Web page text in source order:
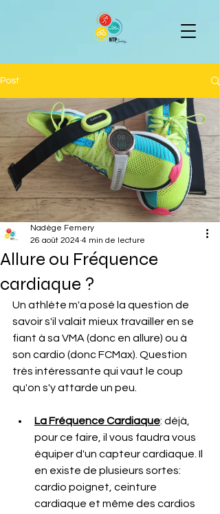
Post
Allure ou Fréquence
cardiaque ?
Nadège Femery
26 août 2024 4 min de lecture
Un athlète m'a posé la question de
savoir s'il valait mieux travailler en se
fiant à sa VMA (donc en allure) ou à
son cardio (donc FCMax). Question
très intéressante qui vaut le coup
qu'on s'y attarde un peu.
La Fréquence Cardiaque: déjà,
pour ce faire, il vous faudra vous
équiper d'un capteur cardiaque. Il
en existe de plusieurs sortes:
cardio poignet, ceinture
cardiaque et même des cardios